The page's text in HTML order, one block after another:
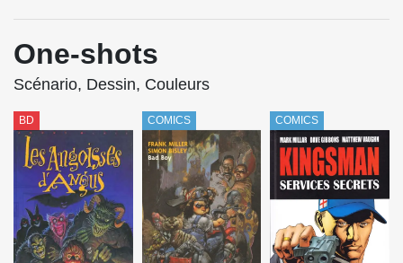
One-shots
Scénario, Dessin, Couleurs
BD COMICS COMICS